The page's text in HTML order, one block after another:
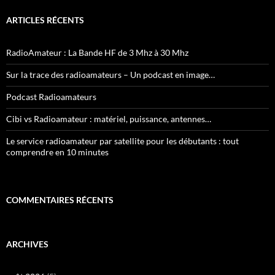
ARTICLES RÉCENTS
RadioAmateur : La Bande HF de 3 Mhz à 30 Mhz
Sur la trace des radioamateurs – Un podcast en image…
Podcast Radioamateurs
Cibi vs Radioamateur : matériel, puissance, antennes…
Le service radioamateur par satellite pour les débutants : tout
comprendre en 10 minutes
COMMENTAIRES RÉCENTS
ARCHIVES